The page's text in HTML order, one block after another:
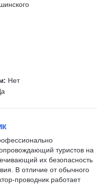
Нет
туристов на
их безопасность
В отличие от обычного
проводник работает